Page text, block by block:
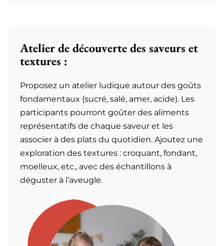
Atelier de découverte des saveurs et
textures :
Proposez un atelier ludique autour des goûts
fondamentaux (sucré, salé, amer, acide). Les
participants pourront goûter des aliments
représentatifs de chaque saveur et les
associer à des plats du quotidien. Ajoutez une
exploration des textures : croquant, fondant,
moelleux, etc., avec des échantillons à
déguster à l’aveugle.